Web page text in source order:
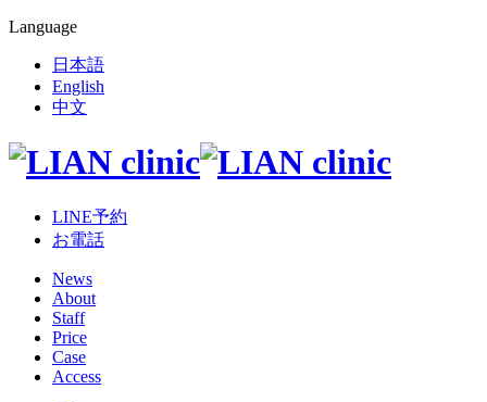
Language
日本語
English
中文
LINE予約
お電話
News
About
Staff
Price
Case
Access